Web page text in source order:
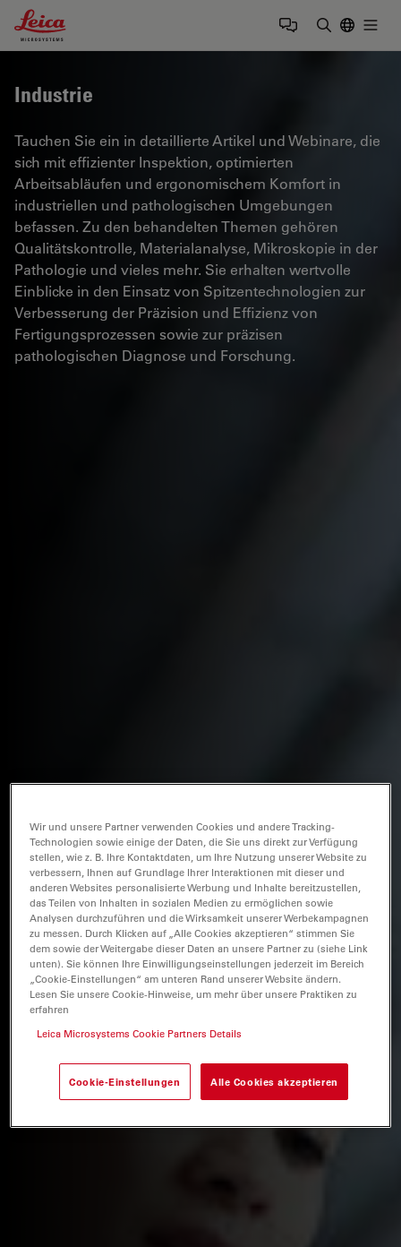
Leica Microsystems Logo
Industrie
Tauchen Sie ein in detaillierte Artikel und Webinare, die
sich mit effizienter Inspektion, optimierten
Arbeitsabläufen und ergonomischem Komfort in
industriellen und pathologischen Umgebungen
befassen. Zu den behandelten Themen gehören
Qualitätskontrolle, Materialanalyse, Mikroskopie in der
Pathologie und vieles mehr. Sie erhalten wertvolle
Einblicke in den Einsatz von Spitzentechnologien zur
Verbesserung der Präzision und Effizienz von
Fertigungsprozessen sowie zur präzisen
pathologischen Diagnose und Forschung.
Wir und unsere Partner verwenden Cookies und andere Tracking-
Technologien sowie einige der Daten, die Sie uns direkt zur Verfügung
stellen, wie z. B. Ihre Kontaktdaten, um Ihre Nutzung unserer Website zu
verbessern, Ihnen auf Grundlage Ihrer Interaktionen mit dieser und
anderen Websites personalisierte Werbung und Inhalte bereitzustellen,
das Teilen von Inhalten in sozialen Medien zu ermöglichen sowie
Analysen durchzuführen und die Wirksamkeit unserer Werbekampagnen
zu messen. Durch Klicken auf „Alle Cookies akzeptieren“ stimmen Sie
dem sowie der Weitergabe dieser Daten an unsere Partner zu (siehe Link
unten). Sie können Ihre Einwilligungseinstellungen jederzeit im Bereich
„Cookie-Einstellungen“ am unteren Rand unserer Website ändern.
Lesen Sie unsere Cookie-Hinweise, um mehr über unsere Praktiken zu
erfahren
Leica Microsystems Cookie Partners Details
Cookie-Einstellungen Alle Cookies akzeptieren